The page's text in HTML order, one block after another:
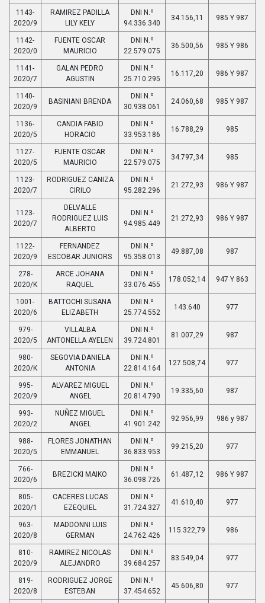
1143-
2020/9
RAMIREZ PADILLA
LILY KELY
DNI N.º
94.336.340
34.156,11 985 Y 987
1142-
2020/0
FUENTE OSCAR
MAURICIO
DNI N.º
22.579.075
36.500,56 985 Y 986
1141-
2020/7
GALAN PEDRO
AGUSTIN
DNI N.º
25.710.295
16.117,20 986 Y 987
1140-
2020/9
BASINIANI BRENDA
DNI N.º
30.938.061
24.060,68 985 Y 987
1136-
2020/5
CANDIA FABIO
HORACIO
DNI N.º
33.953.186
16.788,29 985
1127-
2020/5
FUENTE OSCAR
MAURICIO
DNI N.º
22.579.075
34.797,34 985
1123-
2020/7
RODRIGUEZ CANIZA
CIRILO
DNI N.º
95.282.296
21.272,93 986 Y 987
1123-
2020/7
DELVALLE
RODRIGUEZ LUIS
ALBERTO
DNI N.º
94.985.449
21.272,93 986 Y 987
1122-
2020/9
FERNANDEZ
ESCOBAR JUNIORS
DNI N.º
95.358.013
49.887,08 987
278-
2020/K
ARCE JOHANA
RAQUEL
DNI N.º
33.076.455
178.052,14 947 Y 863
1001-
2020/6
BATTOCHI SUSANA
ELIZABETH
DNI N.º
25.774.552
143.640 977
979-
2020/5
VILLALBA
ANTONELLA AYELEN
DNI N.º
39.724.801
81.007,29 987
980-
2020/K
SEGOVIA DANIELA
ANTONIA
DNI N.º
22.814.164
127.508,74 977
995-
2020/9
ALVAREZ MIGUEL
ANGEL
DNI N.º
20.814.790
19.335,60 987
993-
2020/2
NUÑEZ MIGUEL
ANGEL
DNI N.º
41.901.242
92.956,99 986 y 987
988-
2020/5
FLORES JONATHAN
EMMANUEL
DNI N.º
36.833.953
99.215,20 977
766-
2020/6
BREZICKI MAIKO
DNI N.º
36.098.726
61.487,12 986 Y 987
805-
2020/1
CACERES LUCAS
EZEQUIEL
DNI N.º
31.724.327
41.610,40 977
963-
2020/8
MADDONNI LUIS
GERMAN
DNI N.º
24.762.426
115.322,79 986
810-
2020/9
RAMIREZ NICOLAS
ALEJANDRO
DNI N.º
39.684.257
83.549,04 977
819-
2020/8
RODRIGUEZ JORGE
ESTEBAN
DNI N.º
37.454.652
45.606,80 977